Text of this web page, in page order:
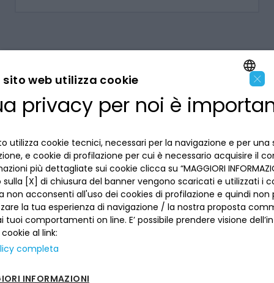
LA BANCA
Dove siamo
Lavora con noi
Reclami
Numeri utili
INFORMAZIONI PER IL CLIENTE
Privacy
La tua scelta sui cookies
Informativa al pubblico
Sepa
Sicurezza
ACCESSIBILITÀ E APP
SEGUICI SUI SOCIAL
ENGLISH
×
sito web utilizza cookie
privacy per noi è
utilizza cookie tecnici, necessari per la navigazione e per una
e cookie di profilazione per cui è necessario acquisire il
più dettagliate sui cookie clicca su “MAGGIORI
[X] di chiusura del banner vengono scaricati e utilizzati i
non acconsenti all'uso dei cookies di profilazione e quindi non
la tua esperienza di navigazione / la nostra proposta
tuoi comportamenti on line. E’ possibile prendere visione
al link:
completa
INFORMAZIONI